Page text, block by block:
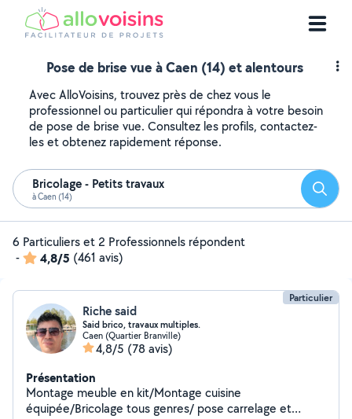
Pose de brise vue à Caen (14) et alentours
Avec AlloVoisins, trouvez près de chez vous le
professionnel ou particulier qui répondra à votre besoin
de pose de brise vue. Consultez les profils, contactez-
les et obtenez rapidement réponse.
Bricolage - Petits travaux
à Caen (14)
6 Particuliers et 2 Professionnels répondent
-
4,8/5 (461 avis)
Particulier
Riche said
Said brico, travaux multiples.
Caen (Quartier Branville)
4,8/5 (78 avis)
Présentation
Montage meuble en kit/Montage cuisine
équipée/Bricolage tous genres/ pose carrelage et